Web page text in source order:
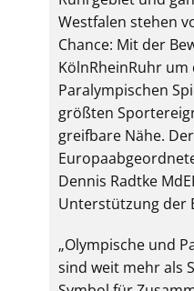
Westfalen stehen
Chance: Mit der
KölnRheinRuhr
Paralympischen
größten
greifbare Nähe.
Dennis Radtke
Unterstützung der
„Olympische und
sind weit mehr als